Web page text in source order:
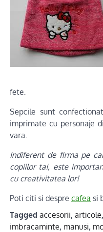
fete.
Sepcile sunt
imprimate cu personaje
vara.
Indiferent de firma pe
copiilor tai, este
cu creativitatea lor!
Poti citi si despre cafea si
Tagged accesorii, articole,
imbracaminte, manusi,